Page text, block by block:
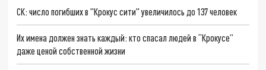
СК: число погибших в "Крокус сити" увеличилось до 137 человек
Их имена должен знать каждый: кто спасал людей в “Крокусе”
даже ценой собственной жизни